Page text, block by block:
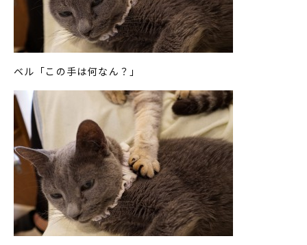
ベル「この手は何なん？」